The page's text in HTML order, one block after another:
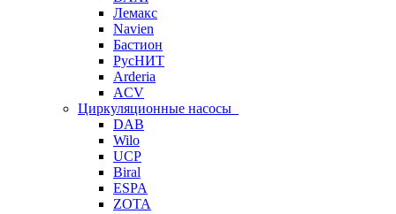
Лемакс
Navien
Бастион
РусНИТ
Arderia
ACV
Циркуляционные насосы
DAB
Wilo
UCP
Biral
ESPA
ZOTA